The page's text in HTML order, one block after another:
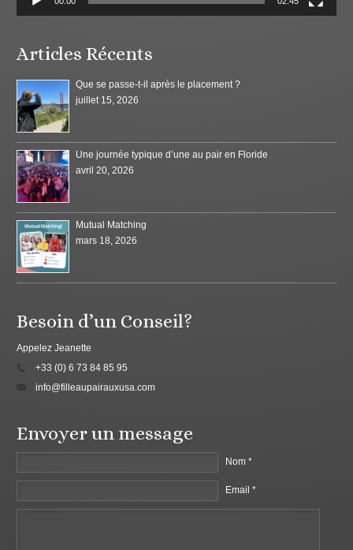
Articles Récents
Que se passe-t-il après le placement ?
juillet 15, 2026
Une journée typique d’une au pair en Floride
avril 20, 2026
Mutual Matching
mars 18, 2026
Besoin d’un Conseil?
Appelez Jeanette
+33 (0) 6 73 84 85 95
info@filleaupairauxusa.com
Envoyer un message
Nom *
Email *